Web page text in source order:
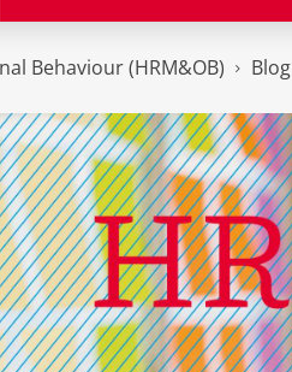
Behaviour (HRM&OB) Blog